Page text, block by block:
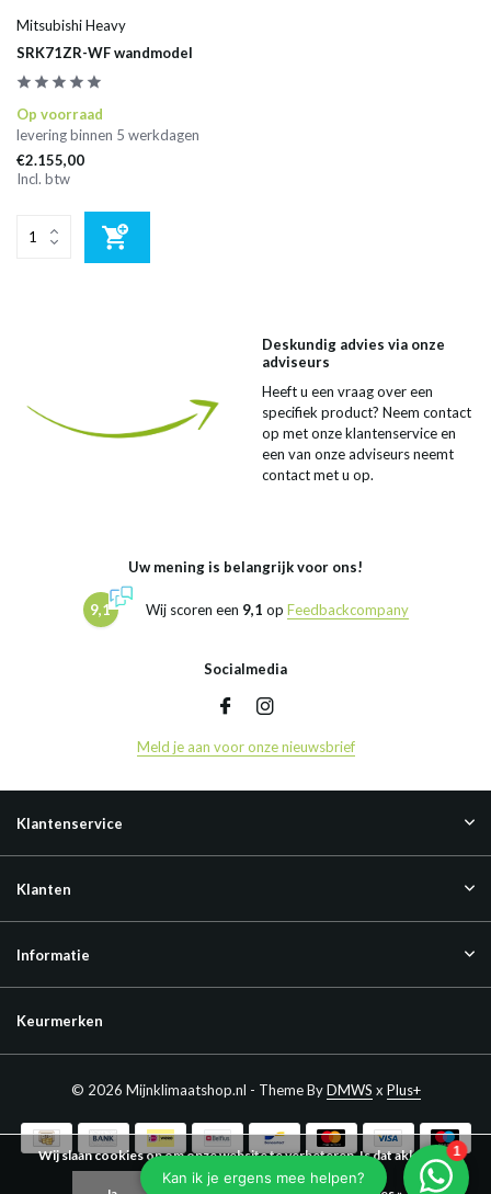
Mitsubishi Heavy
SRK71ZR-WF wandmodel
Op voorraad
levering binnen 5 werkdagen
€2.155,00
Incl. btw
Deskundig advies via onze
adviseurs
Heeft u een vraag over een
specifiek product? Neem contact
op met onze klantenservice en
een van onze adviseurs neemt
contact met u op.
Uw mening is belangrijk voor ons!
9,1 Wij scoren een 9,1 op Feedbackcompany
Socialmedia
Meld je aan voor onze nieuwsbrief
Klantenservice
Klanten
Informatie
Keurmerken
© 2026 Mijnklimaatshop.nl - Theme ByDMWS x Plus+
Wij slaan cookies op om onze website te verbeteren. Is dat akkoord?